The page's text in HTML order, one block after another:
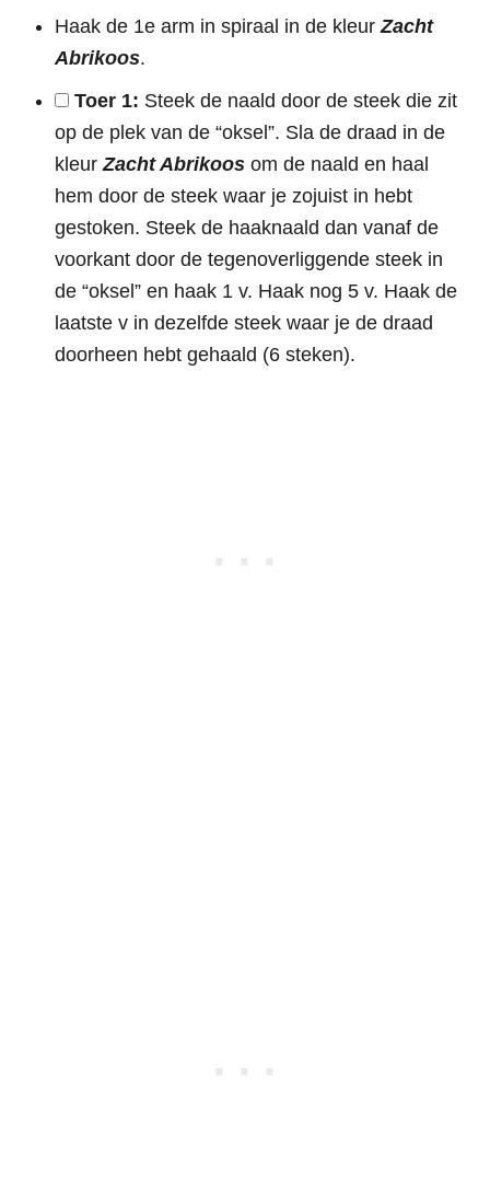
Haak de 1e arm in spiraal in de kleurZacht
Abrikoos.
Toer 1: Steek de naald door de steek die zit
op de plek van de “oksel”. Sla de draad in de
kleurZacht Abrikoos om de naald en haal
hem door de steek waar je zojuist in hebt
gestoken. Steek de haaknaald dan vanaf de
voorkant door de tegenoverliggende steek in
de “oksel” en haak 1 v. Haak nog 5 v. Haak de
laatste v in dezelfde steek waar je de draad
doorheen hebt gehaald (6 steken).